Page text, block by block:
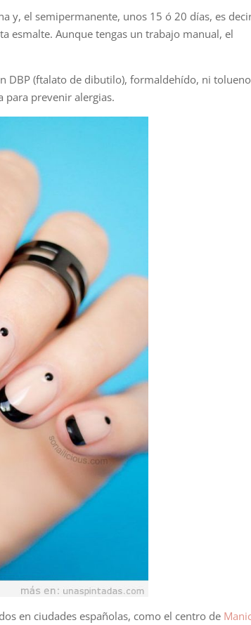
y, el semipermanente, unos 15 ó 20 días, es
esmalte. Aunque tengas un trabajo manual, el
DBP (ftalato de dibutilo), formaldehído, ni
para prevenir alergias.
en ciudades españolas, como el centro de